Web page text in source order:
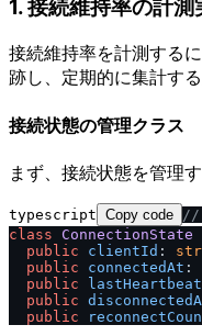
1. 接続維持率の計測
接続維持率を計測する
跡し、定期的に集計す
接続状態の管理クラス
まず、接続状態を管理
typescript Copy code / /
class
ConnectionState
public
clientId :
public
connectedAt :
public
lastHeartbeat
public
public